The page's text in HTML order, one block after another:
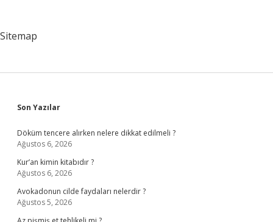
Sitemap
Sidebar
Son Yazılar
Döküm tencere alırken nelere dikkat edilmeli ?
Ağustos 6, 2026
Kur’an kimin kitabıdır ?
Ağustos 6, 2026
Avokadonun cilde faydaları nelerdir ?
Ağustos 5, 2026